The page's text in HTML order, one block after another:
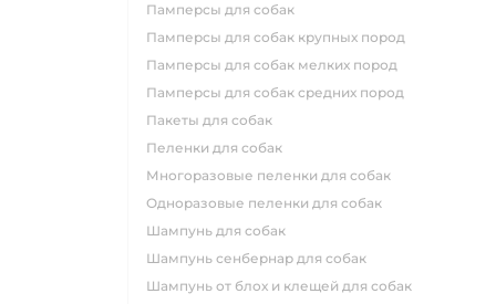
памперсы для собак
памперсы для собак крупных пород
памперсы для собак мелких пород
памперсы для собак средних пород
пакеты для собак
пеленки для собак
многоразовые пеленки для собак
одноразовые пеленки для собак
шампунь для собак
шампунь сенбернар для собак
шампунь от блох и клещей для собак